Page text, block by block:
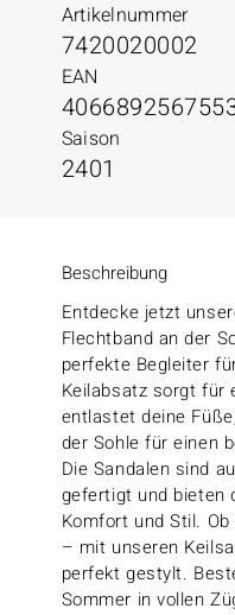
Artikelnummer
7420020002
EAN
Saison
2401
Beschreibung
Entdecke jetzt
Flechtband an der
perfekte Begleiter
Keilabsatz sorgt für
entlastet deine
der Sohle für einen
Die Sandalen sind
gefertigt und bieten
Komfort und Stil.
– mit unseren
perfekt gestylt.
Sommer in vollen